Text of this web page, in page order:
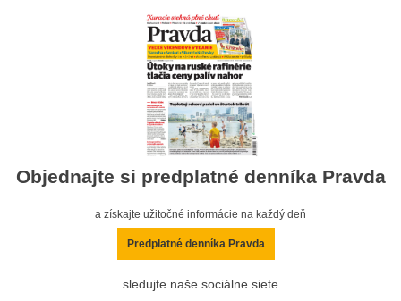
Objednajte si predplatné denníka Pravda
a získajte užitočné informácie na každý deň
Predplatné denníka Pravda
sledujte naše sociálne siete